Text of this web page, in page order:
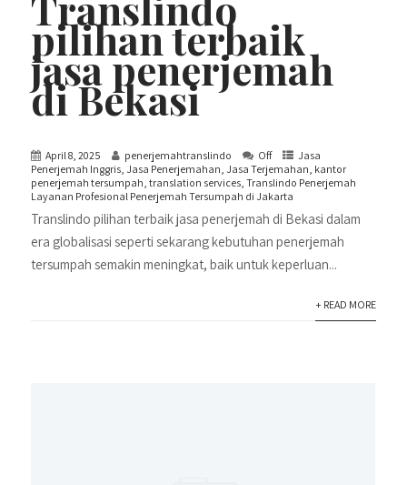
pilihan terbaik
jasa penerjemah
di Bekasi
April 8, 2025 penerjemahtranslindo Off
Jasa
Penerjemah Inggris Jasa Penerjemahan Jasa Terjemahan kantor
penerjemah tersumpah ,translation services ,Translindo Penerjemah
Layanan Profesional Penerjemah Tersumpah di Jakarta
Translindo pilihan terbaik jasa penerjemah di Bekasi dalam
era globalisasi seperti sekarang kebutuhan penerjemah
tersumpah semakin meningkat, baik untuk keperluan...
+ READ MORE